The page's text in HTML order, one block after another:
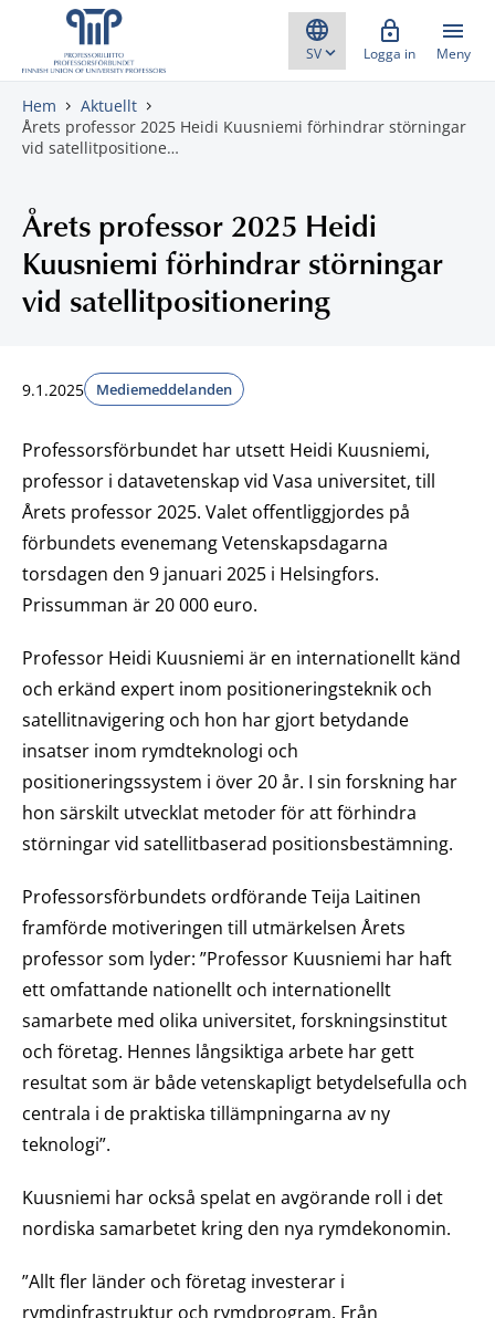
Gå direkt till innehåll
Logga in Meny
Hem
Aktuellt
Årets professor 2025 Heidi Kuusniemi förhindrar störningar
vid satellitpositione…
Årets professor 2025 Heidi
Kuusniemi förhindrar störningar
vid satellitpositionering
9.1.2025 Mediemeddelanden
Professorsförbundet har utsett Heidi Kuusniemi,
professor i datavetenskap vid Vasa universitet, till
Årets professor 2025. Valet offentliggjordes på
förbundets evenemang Vetenskapsdagarna
torsdagen den 9 januari 2025 i Helsingfors.
Prissumman är 20 000 euro.
Professor Heidi Kuusniemi är en internationellt känd
och erkänd expert inom positioneringsteknik och
satellitnavigering och hon har gjort betydande
insatser inom rymdteknologi och
positioneringssystem i över 20 år. I sin forskning har
hon särskilt utvecklat metoder för att förhindra
störningar vid satellitbaserad positionsbestämning.
Professorsförbundets ordförande Teija Laitinen
framförde motiveringen till utmärkelsen Årets
professor som lyder: ”Professor Kuusniemi har haft
ett omfattande nationellt och internationellt
samarbete med olika universitet, forskningsinstitut
och företag. Hennes långsiktiga arbete har gett
resultat som är både vetenskapligt betydelsefulla och
centrala i de praktiska tillämpningarna av ny
teknologi”.
Kuusniemi har också spelat en avgörande roll i det
nordiska samarbetet kring den nya rymdekonomin.
”Allt fler länder och företag investerar i
rymdinfrastruktur och rymdprogram. Från